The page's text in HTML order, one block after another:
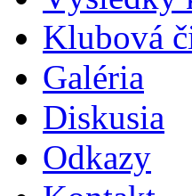
Klubová
Galéria
Diskusia
Odkazy